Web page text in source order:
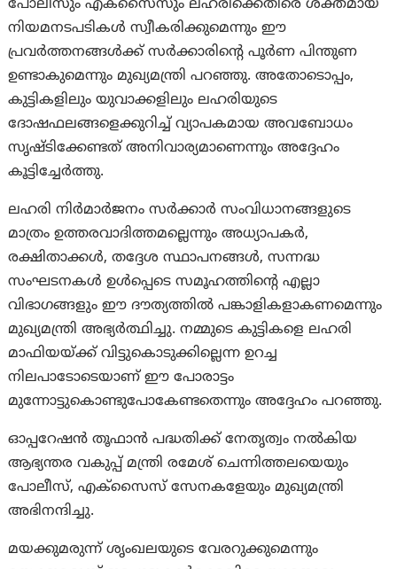
പോലീസും എക്‌സൈസും ലഹരിക്കെതിരെ ശക്തമായ
നിയമനടപടികൾ സ്വീകരിക്കുമെന്നും ഈ
പ്രവർത്തനങ്ങൾക്ക് സർക്കാരിന്റെ പൂർണ പിന്തുണ
ഉണ്ടാകുമെന്നും മുഖ്യമന്ത്രി പറഞ്ഞു. അതോടൊപ്പം,
കുട്ടികളിലും യുവാക്കളിലും ലഹരിയുടെ
ദോഷഫലങ്ങളെക്കുറിച്ച് വ്യാപകമായ അവബോധം
സൃഷ്ടിക്കേണ്ടത് അനിവാര്യമാണെന്നും അദ്ദേഹം
കൂട്ടിച്ചേർത്തു.
ലഹരി നിർമാർജനം സർക്കാർ സംവിധാനങ്ങളുടെ
മാത്രം ഉത്തരവാദിത്തമല്ലെന്നും അധ്യാപകർ,
രക്ഷിതാക്കൾ, തദ്ദേശ സ്ഥാപനങ്ങൾ, സന്നദ്ധ
സംഘടനകൾ ഉൾപ്പെടെ സമൂഹത്തിന്റെ എല്ലാ
വിഭാഗങ്ങളും ഈ ദൗത്യത്തിൽ പങ്കാളികളാകണമെന്നും
മുഖ്യമന്ത്രി അഭ്യർത്ഥിച്ചു. നമ്മുടെ കുട്ടികളെ ലഹരി
മാഫിയയ്ക്ക് വിട്ടുകൊടുക്കില്ലെന്ന ഉറച്ച
നിലപാടോടെയാണ് ഈ പോരാട്ടം
മുന്നോട്ടുകൊണ്ടുപോകേണ്ടതെന്നും അദ്ദേഹം പറഞ്ഞു.
ഓപ്പറേഷൻ തൂഫാൻ പദ്ധതിക്ക് നേതൃത്വം നൽകിയ
ആഭ്യന്തര വകുപ്പ് മന്ത്രി രമേശ് ചെന്നിത്തലയെയും
പോലീസ്, എക്‌സൈസ് സേനകളേയും മുഖ്യമന്ത്രി
അഭിനന്ദിച്ചു.
മയക്കുമരുന്ന് ശൃംഖലയുടെ വേരറുക്കുമെന്നും